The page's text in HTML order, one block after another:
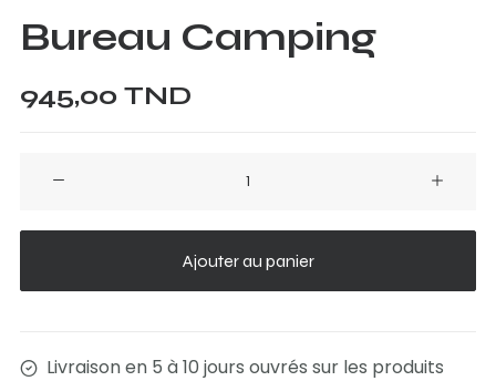
Bureau Camping
945,00 TND
Bureau
Ajouter au panier
Livraison en 5 à 10 jours ouvrés sur les produits